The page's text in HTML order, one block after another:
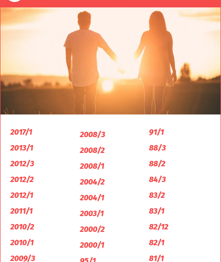
2017/1
2013/1
2012/3
2012/2
2012/1
2011/1
2010/2
2010/1
2009/3
2008/3
2008/2
2008/1
2004/2
2004/1
2003/1
2000/2
2000/1
91/1
88/3
88/2
84/3
83/2
83/1
82/12
82/1
81/1